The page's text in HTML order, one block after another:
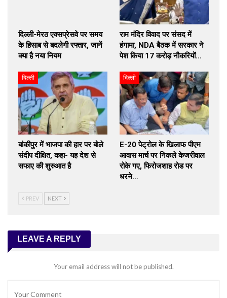
दिल्ली-मेरठ एक्सप्रेसवे पर समय
के हिसाब से बदलेगी रफ्तार, जानें
क्या है नया नियम
राम मंदिर विवाद पर संसद में
हंगामा, NDA बैठक में सरकार ने
पेश किया 17 करोड़ नौकरियों…
दिल्ली
बांकीपुर में भाजपा की हार पर बोले
संदीप दीक्षित, कहा- यह देश से
सफाए की शुरुआत है
दिल्ली
E-20 पेट्रोल के खिलाफ पीएम
आवास मार्च पर निकले केजरीवाल
रोके गए, फिरोजशाह रोड पर
धरने…
PREV NEXT
LEAVE A REPLY
Your email address will not be published.